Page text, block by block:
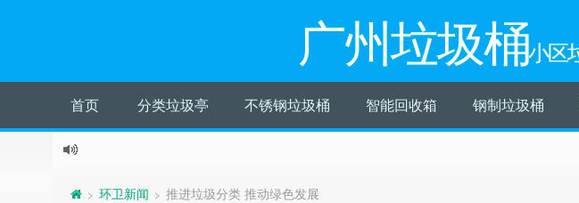
广州垃圾桶小区
首页 分类垃圾亭 不锈钢垃圾桶 智能回收箱 钢制垃圾桶
> 环卫新闻 > 推进垃圾分类 推动绿色发展